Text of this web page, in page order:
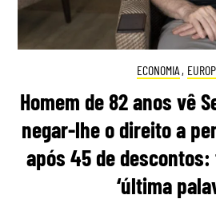
ECONOMIA ,
Homem de 82 anos vê
negar-lhe o direito a
após 45 de
‘última